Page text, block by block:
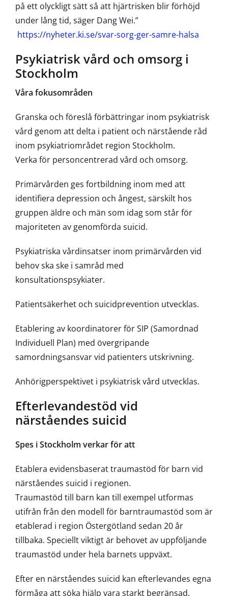
på ett olyckligt sätt så att hjärtrisken blir förhöjd
under lång tid, säger Dang Wei.”
https://nyheter.ki.se/svar-sorg-ger-samre-halsa
Psykiatrisk vård och omsorg i
Stockholm
Våra fokusområden
Granska och föreslå förbättringar inom psykiatrisk
vård genom att delta i patient och närstående råd
inom psykiatriområdet region Stockholm.
Verka för personcentrerad vård och omsorg.
Primärvården ges fortbildning inom med att
identifiera depression och ångest, särskilt hos
gruppen äldre och män som idag som står för
majoriteten av genomförda suicid.
Psykiatriska vårdinsatser inom primärvården vid
behov ska ske i samråd med
konsultationspsykiater.
Patientsäkerhet och suicidprevention utvecklas.
Etablering av koordinatorer för SIP (Samordnad
Individuell Plan) med övergripande
samordningsansvar vid patienters utskrivning.
Anhörigperspektivet i psykiatrisk vård utvecklas.
Efterlevandestöd vid
närståendes suicid
Spes i Stockholm verkar för att
Etablera evidensbaserat traumastöd för barn vid
närståendes suicid i regionen.
Traumastöd till barn kan till exempel utformas
utifrån från den modell för barntraumastöd som är
etablerad i region Östergötland sedan 20 år
tillbaka. Speciellt viktigt är behovet av uppföljande
traumastöd under hela barnets uppväxt.
Efter en närståendes suicid kan efterlevandes egna
förmåga att söka hjälp vara starkt begränsad.